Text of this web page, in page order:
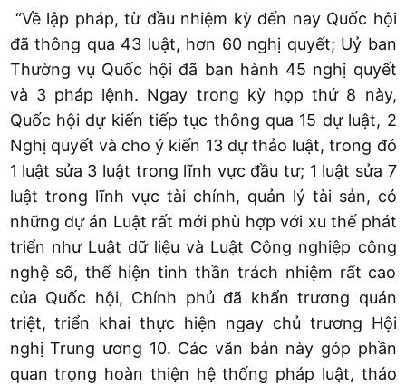
“Về lập pháp, từ đầu nhiệm kỳ đến nay Quốc hội
đã thông qua 43 luật, hơn 60 nghị quyết; Uỷ ban
Thường vụ Quốc hội đã ban hành 45 nghị quyết
và 3 pháp lệnh. Ngay trong kỳ họp thứ 8 này,
Quốc hội dự kiến tiếp tục thông qua 15 dự luật, 2
Nghị quyết và cho ý kiến 13 dự thảo luật, trong đó
1 luật sửa 3 luật trong lĩnh vực đầu tư; 1 luật sửa 7
luật trong lĩnh vực tài chính, quản lý tài sản, có
những dự án Luật rất mới phù hợp với xu thế phát
triển như Luật dữ liệu và Luật Công nghiệp công
nghệ số, thể hiện tinh thần trách nhiệm rất cao
của Quốc hội, Chính phủ đã khẩn trương quán
triệt, triển khai thực hiện ngay chủ trương Hội
nghị Trung ương 10. Các văn bản này góp phần
quan trọng hoàn thiện hệ thống pháp luật, tháo